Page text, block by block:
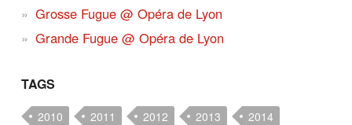
Grosse Fugue @ Opéra de Lyon
Grande Fugue @ Opéra de Lyon
TAGS
2010 2011 2012 2013
2014